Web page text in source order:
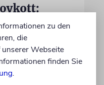
Nebel
bewusst auf
weil der
zu den
die
Webseite
finden Sie
.